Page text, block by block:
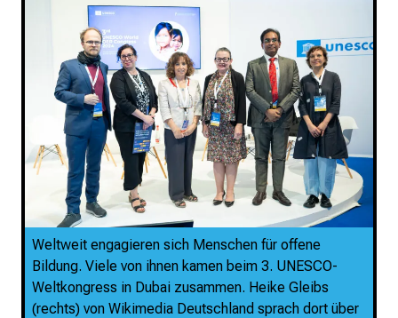
Weltweit engagieren sich Menschen für offene
Bildung. Viele von ihnen kamen beim 3. UNESCO-
Weltkongress in Dubai zusammen. Heike Gleibs
(rechts) von Wikimedia Deutschland sprach dort über